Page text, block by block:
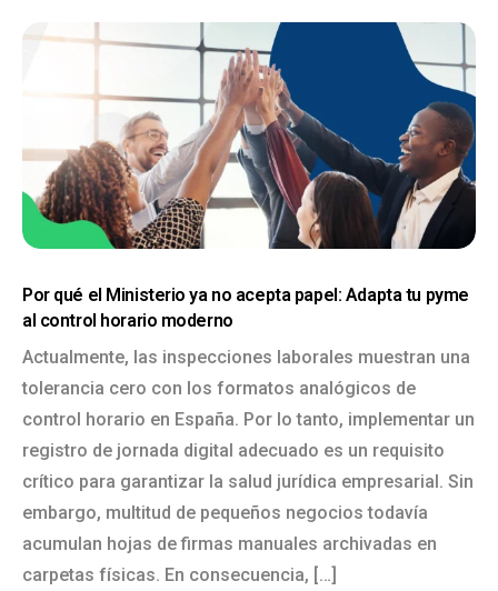
Por qué el Ministerio ya no acepta papel: Adapta tu pyme
al control horario moderno
Actualmente, las inspecciones laborales muestran una
tolerancia cero con los formatos analógicos de
control horario en España. Por lo tanto, implementar un
registro de jornada digital adecuado es un requisito
crítico para garantizar la salud jurídica empresarial. Sin
embargo, multitud de pequeños negocios todavía
acumulan hojas de firmas manuales archivadas en
carpetas físicas. En consecuencia, […]